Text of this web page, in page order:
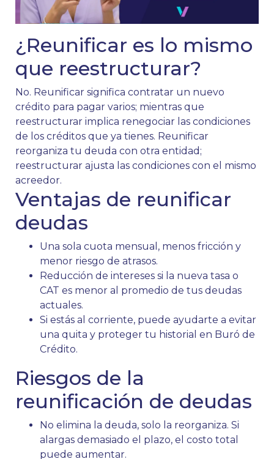
¿Reunificar es lo mismo
que reestructurar?
No. Reunificar significa contratar un nuevo
crédito para pagar varios; mientras que
reestructurar implica renegociar las condiciones
de los créditos que ya tienes. Reunificar
reorganiza tu deuda con otra entidad;
reestructurar ajusta las condiciones con el mismo
acreedor.
Ventajas de reunificar
deudas
Una sola cuota mensual, menos fricción y
menor riesgo de atrasos.
Reducción de intereses si la nueva tasa o
CAT es menor al promedio de tus deudas
actuales.
Si estás al corriente, puede ayudarte a evitar
una quita y proteger tu historial en Buró de
Crédito.
Riesgos de la
reunificación de deudas
No elimina la deuda, solo la reorganiza. Si
alargas demasiado el plazo, el costo total
puede aumentar.